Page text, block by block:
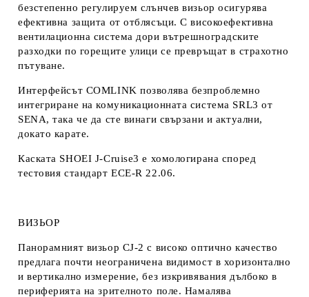
безстепенно регулируем слънчев визьор осигурява
ефективна защита от отблясъци. С високоефективна
вентилационна система дори вътрешноградските
разходки по горещите улици се превръщат в страхотно
пътуване.
Интерфейсът COMLINK позволява безпроблемно
интегриране на комуникационната система SRL3 от
SENA, така че да сте винаги свързани и актуални,
докато карате.
Каската SHOEI J-Cruise3 е хомологирана според
тестовия стандарт ECE-R 22.06.
ВИЗЬОР
Панорамният визьор CJ-2 с високо оптично качество
предлага почти неограничена видимост в хоризонтално
и вертикално измерение, без изкривявания дълбоко в
периферията на зрителното поле. Намалява